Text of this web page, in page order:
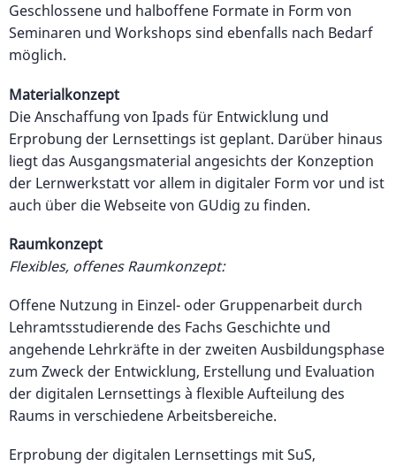
Geschlossene und halboffene Formate in Form von
Seminaren und Workshops sind ebenfalls nach Bedarf
möglich.
Materialkonzept
Die Anschaffung von Ipads für Entwicklung und
Erprobung der Lernsettings ist geplant. Darüber hinaus
liegt das Ausgangsmaterial angesichts der Konzeption
der Lernwerkstatt vor allem in digitaler Form vor und ist
auch über die Webseite von GUdig zu finden.
Raumkonzept
Flexibles, offenes Raumkonzept:
Offene Nutzung in Einzel- oder Gruppenarbeit durch
Lehramtsstudierende des Fachs Geschichte und
angehende Lehrkräfte in der zweiten Ausbildungsphase
zum Zweck der Entwicklung, Erstellung und Evaluation
der digitalen Lernsettings à flexible Aufteilung des
Raums in verschiedene Arbeitsbereiche.
Erprobung der digitalen Lernsettings mit SuS,